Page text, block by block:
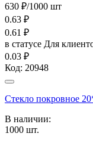
630 ₽/1000 шт
0.63 ₽
0.61 ₽
в статусе Для
0.03 ₽
Код: 20948
Стекло покровное
В наличии:
1000 шт.